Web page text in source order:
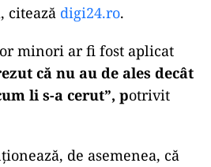
citează digi24.ro.
minori ar fi fost aplicat
că nu au de ales decât
li s-a cerut”, potrivit
de asemenea, că